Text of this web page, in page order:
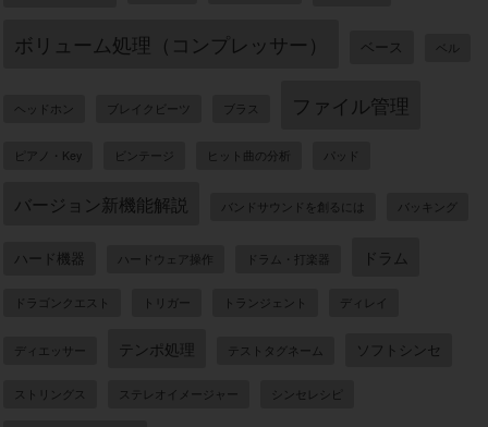
ボリューム処理（コンプレッサー） ベース ベル
ヘッドホン ブレイクビーツ ブラス ファイル管理
ピアノ・Key ビンテージ ヒット曲の分析 パッド
バージョン新機能解説 バンドサウンドを創るには バッキング
ハード機器 ハードウェア操作 ドラム・打楽器 ドラム
ドラゴンクエスト トリガー トランジェント ディレイ
ディエッサー テンポ処理 テストタグネーム ソフトシンセ
ストリングス ステレオイメージャー シンセレシピ